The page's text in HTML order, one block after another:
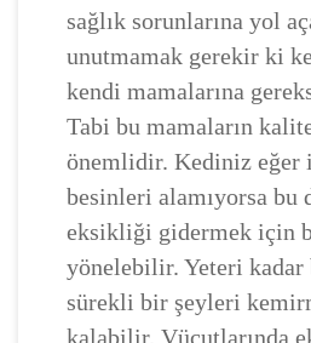
sağlık sorunlarına yol
unutmamak gerekir ki
kendi mamalarına
Tabi bu mamaların
önemlidir. Kediniz eğer
besinleri alamıyorsa bu
eksikliği gidermek için
yönelebilir. Yeteri kadar
sürekli bir şeyleri
kalabilir. Vücutlarında